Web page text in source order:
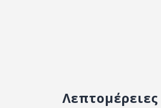
Λεπτομέρειες